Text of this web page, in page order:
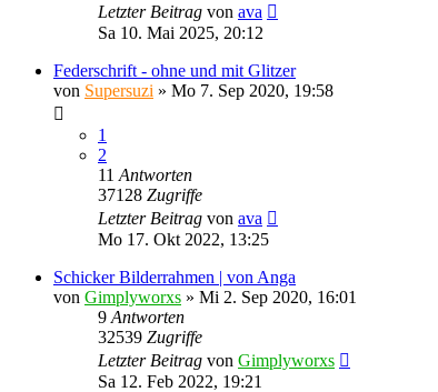
Letzter Beitrag von ava
Sa 10. Mai 2025, 20:12
Federschrift - ohne und mit Glitzer
von Supersuzi » Mo 7. Sep 2020, 19:58
1
2
11 Antworten
37128 Zugriffe
Letzter Beitrag von ava
Mo 17. Okt 2022, 13:25
Schicker Bilderrahmen | von Anga
von Gimplyworxs » Mi 2. Sep 2020, 16:01
9 Antworten
32539 Zugriffe
Letzter Beitrag von Gimplyworxs
Sa 12. Feb 2022, 19:21